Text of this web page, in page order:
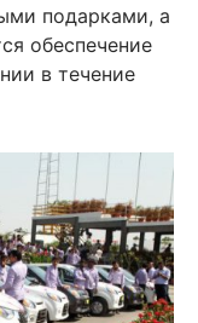
подарками, а
обеспечение
в течение